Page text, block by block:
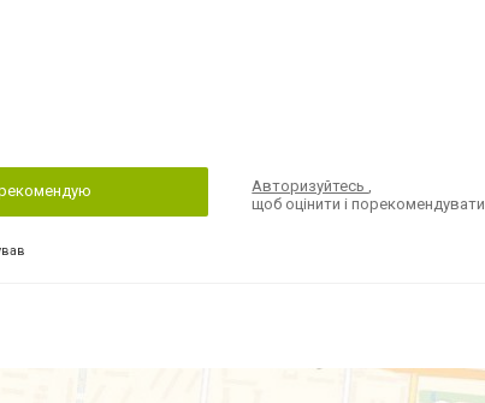
Авторизуйтесь,
щоб оцінити і порекомендувати